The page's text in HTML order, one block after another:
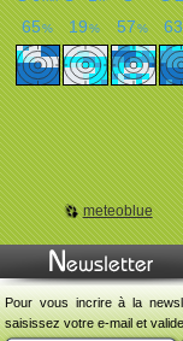
meteoblue
Pour vous incrire à la
saisissez votre e-mail et